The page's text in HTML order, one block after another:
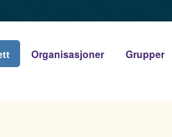
Organisasjoner Grupper